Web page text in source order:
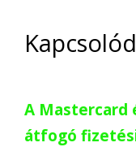
A Mastercard
átfogó